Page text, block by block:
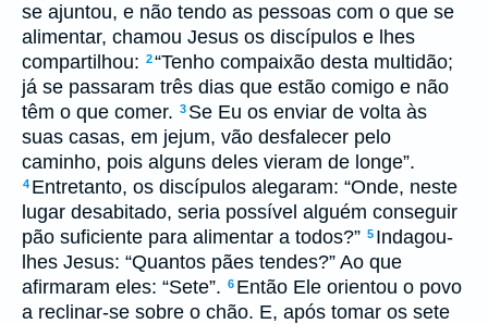
se ajuntou, e não tendo as pessoas com o que se
alimentar, chamou Jesus os discípulos e lhes
compartilhou: 2“Tenho compaixão desta multidão;
já se passaram três dias que estão comigo e não
têm o que comer. 3 Se Eu os enviar de volta às
suas casas, em jejum, vão desfalecer pelo
caminho, pois alguns deles vieram de longe”.
4 Entretanto, os discípulos alegaram: “Onde, neste
lugar desabitado, seria possível alguém conseguir
pão suficiente para alimentar a todos?” 5 Indagou-
lhes Jesus: “Quantos pães tendes?” Ao que
afirmaram eles: “Sete”. 6 Então Ele orientou o povo
a reclinar-se sobre o chão. E, após tomar os sete